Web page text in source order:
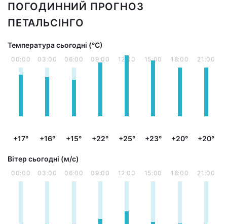
ПОГОДИННИЙ ПРОГНОЗ
ПЕТАЛЬСІНГО
Температура сьогодні (°С)
00:00
+17°
03:00
+16°
06:00
+15°
09:00
+22°
12:00
+25°
15:00
+23°
18:00
+20°
21:00
+20°
Вітер сьогодні (м/с)
00:00 03:00 06:00 09:00 12:00 15:00 18:00 21:00